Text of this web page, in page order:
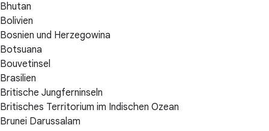
Bhutan
Bolivien
Bosnien und Herzegowina
Botsuana
Bouvetinsel
Brasilien
Britische Jungferninseln
Britisches Territorium im Indischen Ozean
Brunei Darussalam